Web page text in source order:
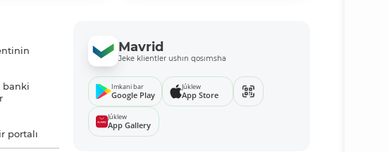
banki
portalı
Mavrid
Jeke klientler ushın qosımsha
Imkani bar
Google Play
Júklew
App Store
Júklew
App Gallery